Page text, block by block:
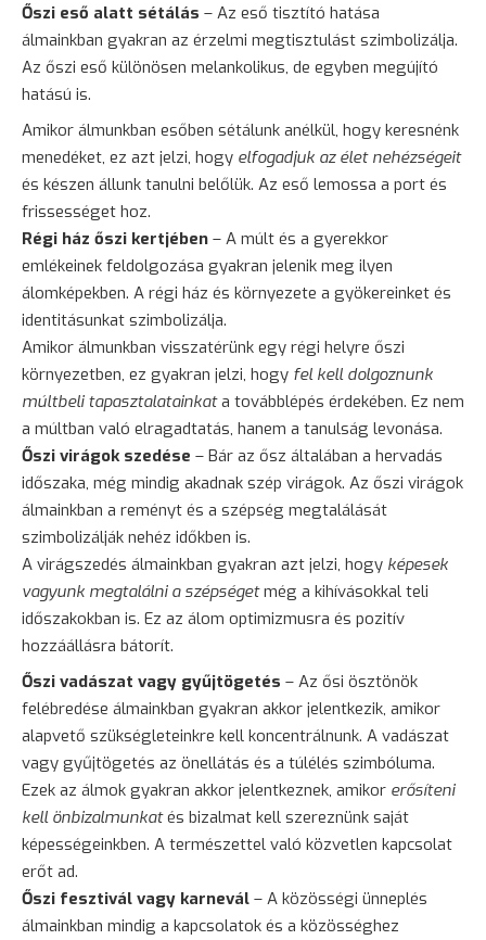
Őszi eső alatt sétálás – Az eső tisztító hatása
álmainkban gyakran az érzelmi megtisztulást szimbolizálja.
Az őszi eső különösen melankolikus, de egyben megújító
hatású is.
Amikor álmunkban esőben sétálunk anélkül, hogy keresnénk
menedéket, ez azt jelzi, hogy elfogadjuk az élet nehézségeit
és készen állunk tanulni belőlük. Az eső lemossa a port és
frissességet hoz.
Régi ház őszi kertjében – A múlt és a gyerekkor
emlékeinek feldolgozása gyakran jelenik meg ilyen
álomképekben. A régi ház és környezete a gyökereinket és
identitásunkat szimbolizálja.
Amikor álmunkban visszatérünk egy régi helyre őszi
környezetben, ez gyakran jelzi, hogy fel kell dolgoznunk
múltbeli tapasztalatainkata továbblépés érdekében. Ez nem
a múltban való elragadtatás, hanem a tanulság levonása.
Őszi virágok szedése – Bár az ősz általában a hervadás
időszaka, még mindig akadnak szép virágok. Az őszi virágok
álmainkban a reményt és a szépség megtalálását
szimbolizálják nehéz időkben is.
A virágszedés álmainkban gyakran azt jelzi, hogy képesek
vagyunk megtalálni a szépségetmég a kihívásokkal teli
időszakokban is. Ez az álom optimizmusra és pozitív
hozzáállásra bátorít.
Őszi vadászat vagy gyűjtögetés – Az ősi ösztönök
felébredése álmainkban gyakran akkor jelentkezik, amikor
alapvető szükségleteinkre kell koncentrálnunk. A vadászat
vagy gyűjtögetés az önellátás és a túlélés szimbóluma.
Ezek az álmok gyakran akkor jelentkeznek, amikor erősíteni
kell önbizalmunkatés bizalmat kell szereznünk saját
képességeinkben. A természettel való közvetlen kapcsolat
erőt ad.
Őszi fesztivál vagy karnevál – A közösségi ünneplés
álmainkban mindig a kapcsolatok és a közösséghez